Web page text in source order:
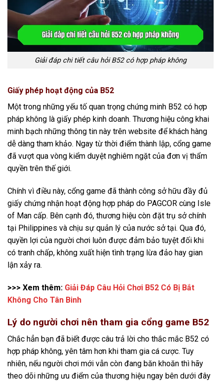
Giải đáp chi tiết câu hỏi B52 có hợp pháp không
Giấy phép hoạt động của B52
Một trong những yếu tố quan trọng chứng minh B52 có hợp
pháp không là giấy phép kinh doanh. Thương hiệu công khai
minh bạch những thông tin này trên website để khách hàng
dễ dàng tham khảo. Ngay từ thời điểm thành lập, cổng game
đã vượt qua vòng kiểm duyệt nghiêm ngặt của đơn vị thẩm
quyền trên thế giới.
Chính vì điều này, cổng game đã thành công sở hữu đầy đủ
giấy chứng nhận hoạt động hợp pháp do PAGCOR cùng Isle
of Man cấp. Bên cạnh đó, thương hiệu còn đặt trụ sở chính
tại Philippines và chịu sự quản lý của nước sở tại. Qua đó,
quyền lợi của người chơi luôn được đảm bảo tuyệt đối khi
có tranh chấp, không xuất hiện tình trạng lừa đảo hay gian
lận xảy ra.
>>> Xem thêm: Giải Đáp Câu Hỏi Chơi B52 Có Bị Bắt
Không Cho Tân Binh
Lý do người chơi nên tham gia cổng game B52
Chắc hẳn bạn đã biết được câu trả lời cho thắc mắc B52 có
hợp pháp không, yên tâm hơn khi tham gia cá cược. Tuy
nhiên, nếu người chơi mới vẫn còn đang băn khoăn thì hãy
theo dõi những ưu điểm của thương hiệu ngay bên dưới đây